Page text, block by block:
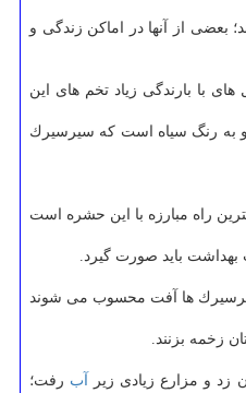
بعضی از آنها در اماكن زندگی و
با بارندگی زیاد تخم های این
و به رنگ سیاه است كه سیرسیرك
راه مبارزه با این حشره است
باید صورت گیرد.
ها آفت محسوب می شوند
زخمه بزنند.
و مزارع زیادی زیر آب رفت؛